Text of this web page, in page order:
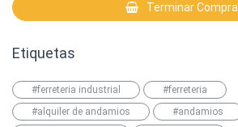
Terminar Compra
Etiquetas
#ferreteria industrial
#ferreteria
#alquiler de andamios
#andamios